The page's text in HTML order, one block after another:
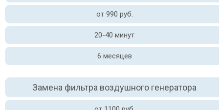
от 990 руб.
20-40 минут
6 месяцев
Замена фильтра воздушного генератора